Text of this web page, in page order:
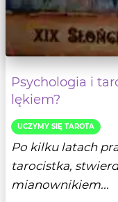
Psychologia i
lękiem?
UCZYMY SIĘ TAROTA
Po kilku latach
tarocistka,
mianownikiem...